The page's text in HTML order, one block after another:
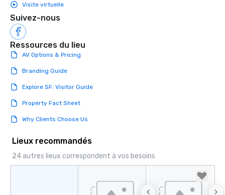
Visite virtuelle
Suivez-nous
Ressources du lieu
AV Options & Pricing
Branding Guide
Explore SF: Visitor Guide
Property Fact Sheet
Why Clients Choose Us
Lieux recommandés
24 autres lieux correspondent à vos besoins